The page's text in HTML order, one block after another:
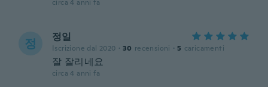
circa 4 anni fa
정 정일
Iscrizione dal 2020 · 30 recensioni · 5 caricamenti
잘 잘리네요
circa 4 anni fa